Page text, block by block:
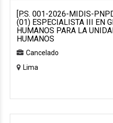
[P.S. 001-2026-MIDIS-
(01) ESPECIALISTA III EN
HUMANOS PARA LA
HUMANOS
Cancelado
Lima